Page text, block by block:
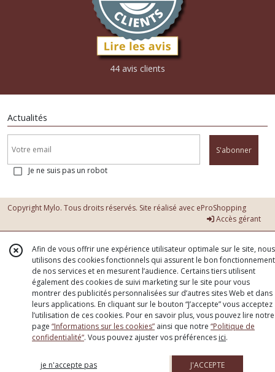
44 avis clients
Actualités
S'abonner
Je ne suis pas un robot
Copyright Mylo. Tous droits réservés. Site réalisé avec eProShopping
Accès gérant
Afin de vous offrir une expérience utilisateur optimale sur le site, nous
utilisons des cookies fonctionnels qui assurent le bon fonctionnement
de nos services et en mesurent l’audience. Certains tiers utilisent
également des cookies de suivi marketing sur le site pour vous
montrer des publicités personnalisées sur d’autres sites Web et dans
leurs applications. En cliquant sur le bouton “J’accepte” vous acceptez
l’utilisation de ces cookies. Pour en savoir plus, vous pouvez lire notre
page “Informations sur les cookies” ainsi que notre “Politique de
confidentialité“. Vous pouvez ajuster vos préférences ici.
je n'accepte pas J'ACCEPTE